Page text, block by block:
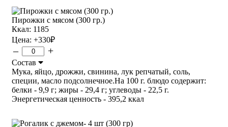
Пирожки с мясом (300 гр.)
Ккал: 1185
Цена: +330₽
– +
Состав
Мука, яйцо, дрожжи, свинина, лук репчатый, соль,
специи, масло подсолнечное.На 100 г. блюдо содержит:
белки - 9,9 г; жиры - 29,4 г; углеводы - 22,5 г.
Энергетическая ценность - 395,2 ккал